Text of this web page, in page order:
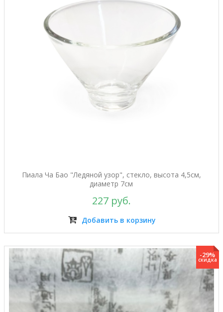
Пиала Ча Бао "Ледяной узор", стекло, высота 4,5см,
диаметр 7см
227 руб.
Добавить в корзину
-29%
скидка